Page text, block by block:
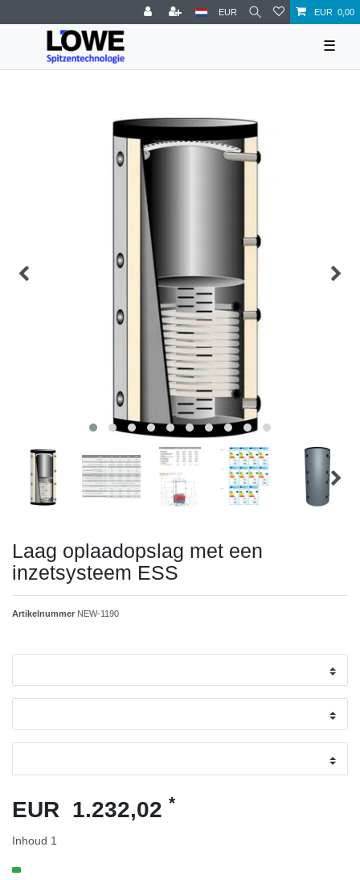
EUR EUR 0,00
☰
Laag oplaadopslag met een
inzetsysteem ESS
Artikelnummer NEW-1190
EUR 1.232,02 *
Inhoud 1